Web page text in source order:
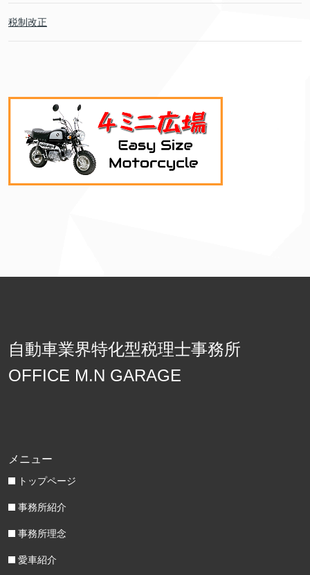
税制改正
自動車業界特化型税理士事務所
OFFICE M.N GARAGE
メニュー
トップページ
事務所紹介
事務所理念
愛車紹介